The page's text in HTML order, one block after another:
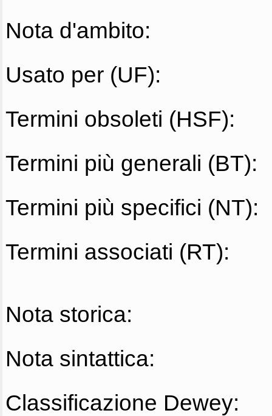
Nota d'ambito:
Usato per (UF):
Termini obsoleti (HSF):
Termini più generali (BT):
Termini più specifici (NT):
Termini associati (RT):
Nota storica:
Nota sintattica:
Classificazione Dewey: